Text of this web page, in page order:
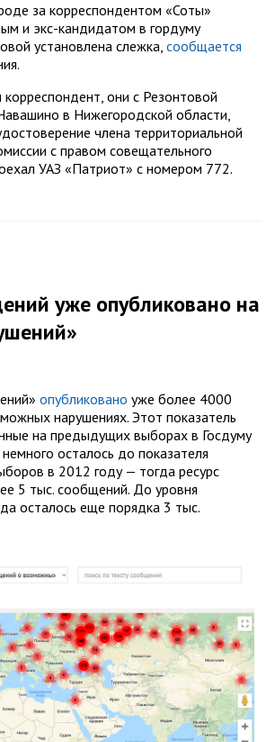
за корреспондентом «Соты»
и экс-кандидатом в гордуму
установлена слежка, сообщается
они с Резонтовой
в Нижегородской области,
члена территориальной
с правом совещательного
УАЗ «Патриот» с номером 772.
уже опубликовано на
опубликовано уже более 4000
нарушениях. Этот показатель
на предыдущих выборах в Госдуму
осталось до показателя
в 2012 году — тогда ресурс
5 тыс. сообщений. До уровня
осталось еще порядка 3 тыс.